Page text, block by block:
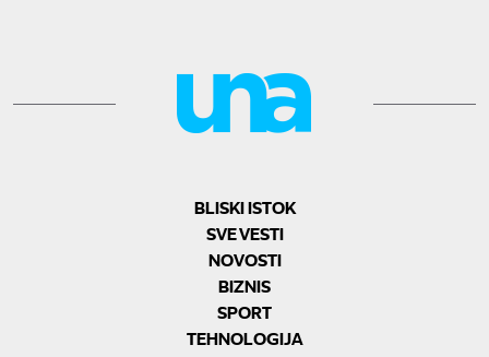
BLISKI ISTOK
SVE VESTI
NOVOSTI
BIZNIS
SPORT
TEHNOLOGIJA